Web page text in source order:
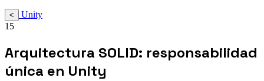
<
Unity
15
Arquitectura SOLID: responsabilidad
única en Unity